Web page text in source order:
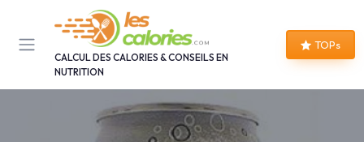
CALCUL DES CALORIES & CONSEILS EN
NUTRITION
TOPs
Panneau de gestion des cookies